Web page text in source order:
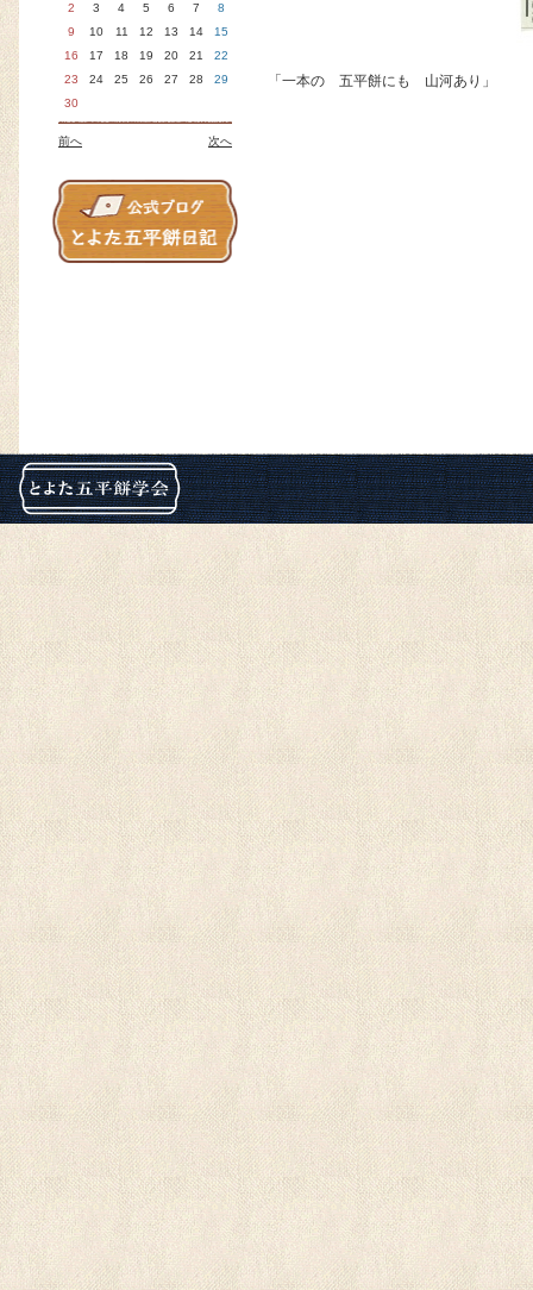
2
3 4 5 6 7
8
9
10 11 12 13 14
15
16
17 18 19 20 21
22
23
24 25 26 27 28
29
30
次へ
前へ
「一本の 五平餅にも 山河あり」